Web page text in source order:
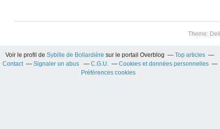
Theme:
Voir le profil deSybille de Bollardière sur le portail Overblog
Top articles
Contact
Signaler un abus C.G.U.
Cookies et données personnelles
Préférences cookies